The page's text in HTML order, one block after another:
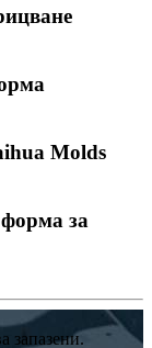
Molds
за
запазени.